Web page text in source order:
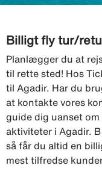
Billigt fly tur/
Planlægger du at
til rette sted! Hos
til Agadir. Har du
at kontakte vores
guide dig uanset
aktiviteter i Agadir.
så får du altid en
mest tilfredse